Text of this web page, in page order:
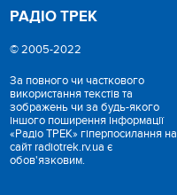
РАДІО ТРЕК
© 2005-2022
За повного чи часткового
використання текстів та
зображень чи за будь-якого
іншого поширення інформації
«Радіо ТРЕК» гіперпосилання на
сайт radiotrek.rv.ua є
обов'язковим.